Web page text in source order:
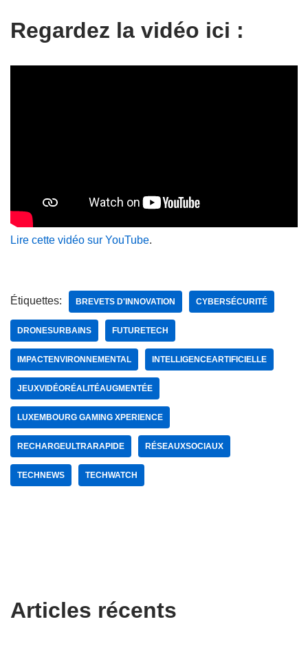
Regardez la vidéo ici :
Lire cette vidéo sur YouTube.
Étiquettes: BREVETS D'INNOVATION CYBERSÉCURITÉ
DRONESURBAINS FUTURETECH
IMPACTENVIRONNEMENTAL INTELLIGENCEARTIFICIELLE
JEUXVIDÉORÉALITÉAUGMENTÉE
LUXEMBOURG GAMING XPERIENCE
RECHARGEULTRARAPIDE RÉSEAUXSOCIAUX
TECHNEWS TECHWATCH
Articles récents